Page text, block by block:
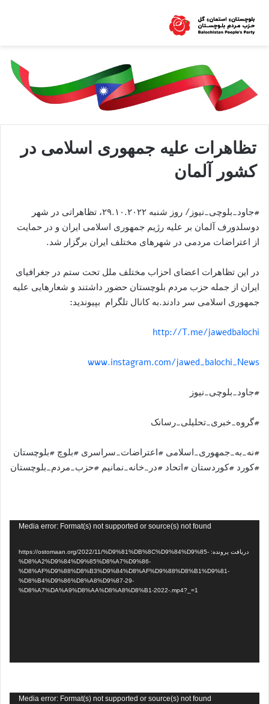
تظاهرات علیه جمهوری اسلامی در
کشور آلمان
#جاود_بلوچی_نیوز/ روز شنبه ۲۹.۱۰.۲۰۲۲، تظاهراتی در شهر
دوسلدورف آلمان بر علیه رژیم جمهوری اسلامی ایران و در حمایت
از اعتراضات مردمی در شهرهای مختلف ایران برگزار شد.
در این تظاهرات اعضای احزاب مختلف ملل تحت ستم در جغرافیای
ایران از جمله حزب مردم بلوچستان حضور داشتند و شعارهایی علیه
جمهوری اسلامی سر دادند.به کانال تلگرام بپیوندید:
http://T.me/jawedbalochi
www.instagram.com/jawed_balochi_News
#جاود_بلوچی_نیوز
#گروه_خبری_تحلیلی_رسانک
#نه_به_جمهوری_اسلامی #اعتراضات_سراسری #بلوچ #بلوچستان
#کورد #کوردستان #اتحاد #در_خانه_نمانیم #حزب_مردم_بلوچستان
Media error: Format(s) not supported or source(s) not found
دریافت پرونده: https://ostomaan.org/2022/11/%D9%81%DB%8C%D9%84%D9%85-
%D8%A2%D9%84%D9%85%D8%A7%D9%86-
%D8%AF%D9%88%D8%B3%D9%84%D8%AF%D9%88%D8%B1%D9%81-
%D8%B4%D9%86%D8%A8%D9%87-29-
%D8%A7%DA%A9%D8%AA%D8%A8%D8%B1-2022-.mp4?_=1
Media error: Format(s) not supported or source(s) not found